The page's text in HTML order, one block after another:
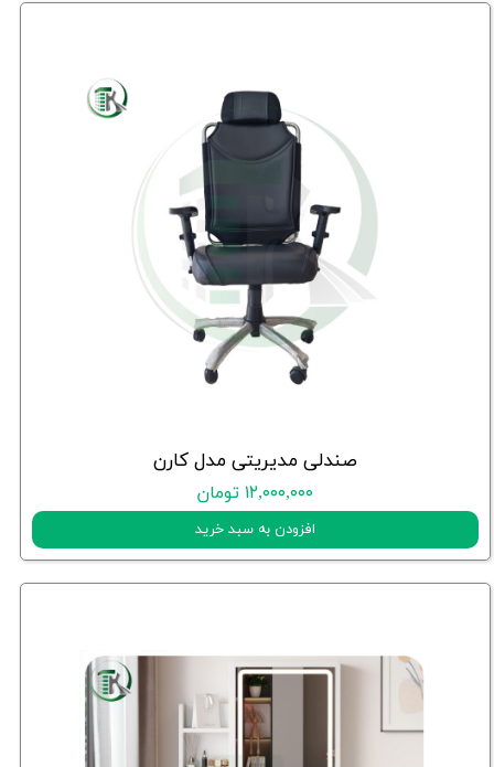
صندلی مدیریتی مدل کارن
۱۲,۰۰۰,۰۰۰ تومان
افزودن به سبد خرید